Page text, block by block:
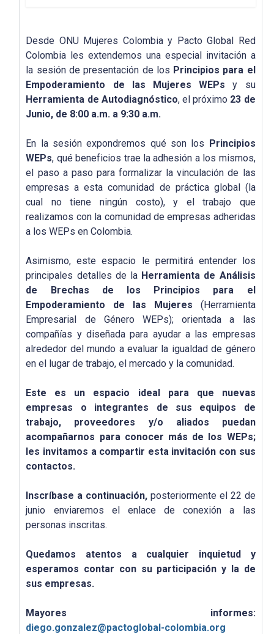
Desde ONU Mujeres Colombia y Pacto Global Red
Colombia les extendemos una especial invitación a
la sesión de presentación de los Principios para el
Empoderamiento de las MujeresWEPsy su
Herramienta de Autodiagnóstico, el próximo 23 de
Junio, de 8:00 a.m. a 9:30 a.m.
En la sesión expondremos qué son los Principios
WEPs, qué beneficios trae la adhesión a los mismos,
el paso a paso para formalizar la vinculación de las
empresas a esta comunidad de práctica global (la
cual no tiene ningún costo), y el trabajo que
realizamos con la comunidad de empresas adheridas
a los WEPs en Colombia.
Asimismo, este espacio le permitirá entender los
principales detalles de la Herramienta de Análisis
de Brechas de los Principios para el
Empoderamiento de las Mujeres (Herramienta
Empresarial de Género WEPs); orientada a las
compañías y diseñada para ayudar a las empresas
alrededor del mundo a evaluar la igualdad de género
en el lugar de trabajo, el mercado y la comunidad.
Este es un espacio ideal para que nuevas
empresas o integrantes de sus equipos de
trabajo, proveedores y/o aliados puedan
acompañarnos para conocer más de los WEPs;
les invitamos a compartir esta invitación con sus
contactos.
Inscríbase a continuación, posteriormente el 22 de
junio enviaremos el enlace de conexión a las
personas inscritas.
Quedamos atentos a cualquier inquietud y
esperamos contar con su participación y la de
sus empresas.
Mayores informes:
diego.gonzalez@pactoglobal-colombia.org